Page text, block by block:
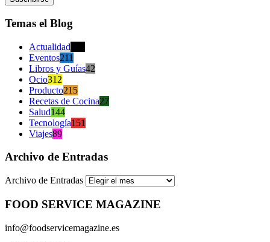
Temas el Blog
Actualidad
Eventos211
Libros y Guías42
Ocio312
Producto215
Recetas de Cocina27
Salud144
Tecnología151
Viajes89
Archivo de Entradas
Archivo de Entradas
FOOD SERVICE MAGAZINE
info@foodservicemagazine.es